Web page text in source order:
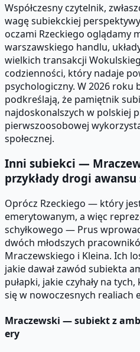
Współczesny czytelnik,
wagę subiekckiej
oczami Rzeckiego oglądamy
warszawskiego handlu,
wielkich transakcji
codzienności, który nadaje
psychologiczny. W 2026 roku
podkreślają, że pamiętnik
najdoskonalszych w polskiej
pierwszoosobowej
społecznej.
Inni subiekci —
przykłady drogi awansu
Oprócz Rzeckiego — który
emerytowanym, a więc
schyłkowego — Prus
dwóch młodszych
Mraczewskiego i Kleina. Ich
jakie dawał zawód subiekta
pułapki, jakie czyhały na
się w nowoczesnych realiach
Mraczewski — subiekt z
ery